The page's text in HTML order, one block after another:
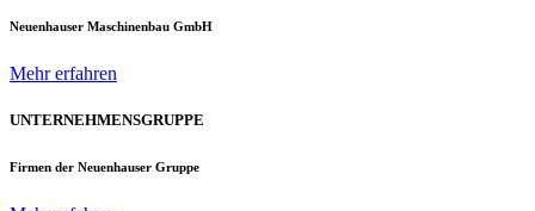
Neuenhauser Maschinenbau GmbH
Mehr erfahren
UNTERNEHMENSGRUPPE
Firmen der Neuenhauser Gruppe